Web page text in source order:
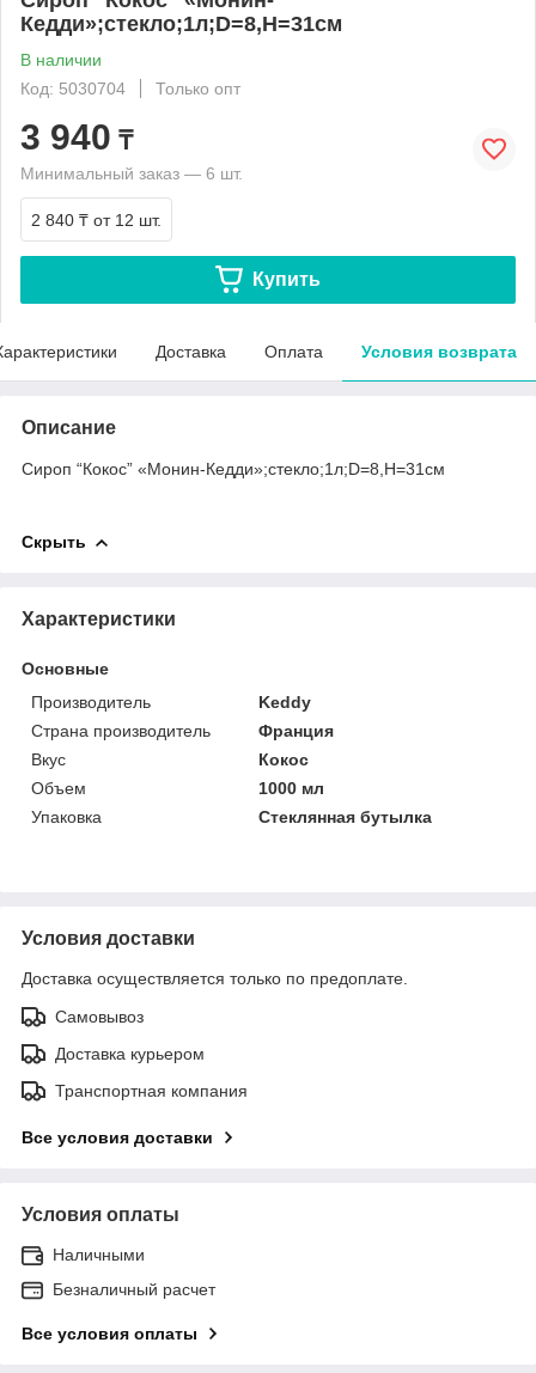
Кедди»;стекло;1л;D=8,H=31см
В наличии
Код: 5030704
Только опт
3 940 ₸
Минимальный заказ — 6 шт.
2 840 ₸ от 12 шт.
Купить
Доставка Оплата Условия возврата
Описание
Сироп “Кокос” «Монин-Кедди»;стекло;1л;D=8,H=31см
Скрыть
Характеристики
Основные
Производитель
Keddy
Страна производитель
Франция
Вкус
Кокос
Объем
1000 мл
Упаковка
Стеклянная бутылка
Условия доставки
Доставка осуществляется только по предоплате.
Самовывоз
Доставка курьером
Транспортная компания
Все условия доставки
Условия оплаты
Наличными
Безналичный расчет
Все условия оплаты